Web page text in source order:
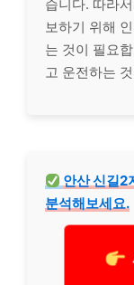
습니다. 따라
보하기 위해
는 것이 필요
고 운전하는
안산 신길2
분석해보세요.